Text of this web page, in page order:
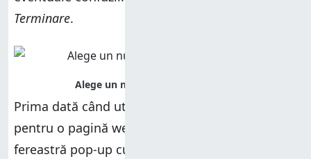
Terminare.
Prima dată când utilizezi o comandă rapidă
pentru o pagină web, Windows întreabă într-o
fereastră pop-up cum vrei să deschizi fișierul.